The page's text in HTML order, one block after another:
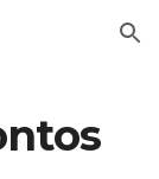
Skip to navigation